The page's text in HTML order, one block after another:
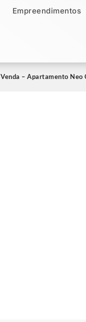
Empreendimentos
Empreendimentos
Venda – Apartamento